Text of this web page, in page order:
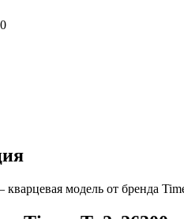
модель от бренда